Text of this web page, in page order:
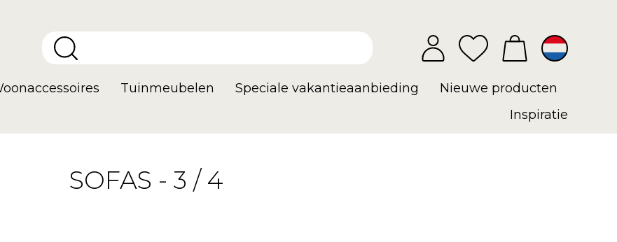
Tuinmeubelen Speciale vakantieaanbieding
Nieuwe producten
Inspiratie
SOFAS - 3 / 4